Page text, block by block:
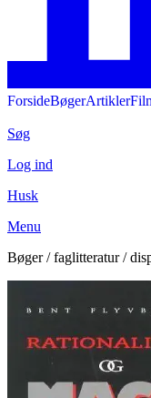
ForsideBøgerArtikler
Søg
Log ind
Husk
Menu
Bøger / faglitteratur /